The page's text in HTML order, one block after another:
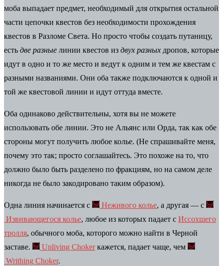
моба выпадает предмет, необходимый для открытия остальной
части цепочки квестов без необходимости прохождения
квестов в Разломе Света. Но просто чтобы создать путаницу,
есть две разные линии квестов из двух разных дропов, которые
идут в одно и то же место и ведут к одним и тем же квестам с
разными названиями. Они оба также подключаются к одной и
той же квестовой линии и идут оттуда вместе.
Оба одинаково действительны, хотя вы не можете
использовать обе линии. Это не Альянс или Орда, так как обе
стороны могут получить любое колье. (Не спрашивайте меня,
почему это так; просто соглашайтесь. Это похоже на то, что
должно было быть разделено по фракциям, но на самом деле
никогда не было закодировано таким образом).
Одна линия начинается с Неживого колье, а другая — с
Извивающегося колье, любое из которых падает с Иссохшего
тролля, обычного моба, которого можно найти в Черной
заставе.
Unliving Chokerкажется, падает чаще, чем
Writhing Choker.